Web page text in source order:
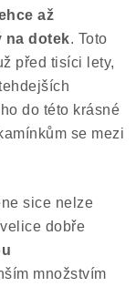
až
na dotek. Toto
před tisíci lety,
do této krásné
se mezi
sice nelze
dobře
množstvím